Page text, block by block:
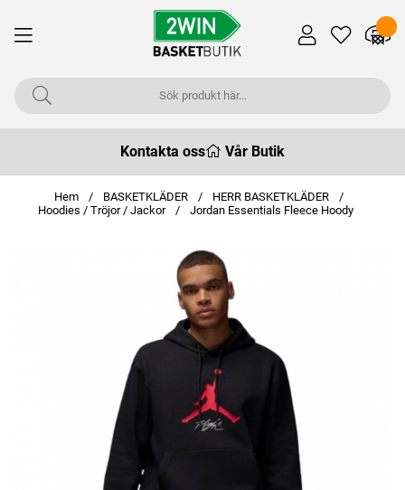
Kontakta oss Vår Butik
Hem BASKETKLÄDER
HERR BASKETKLÄDER
Hoodies / Tröjor / Jackor
Jordan Essentials Fleece Hoody